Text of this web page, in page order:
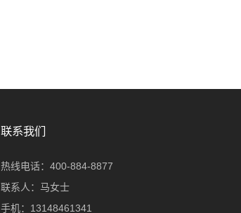
联系我们
热线电话：400-884-8877
联系人：马女士
手机：13148461341